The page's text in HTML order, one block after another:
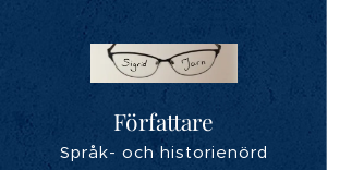
Författare
Språk- och historienörd